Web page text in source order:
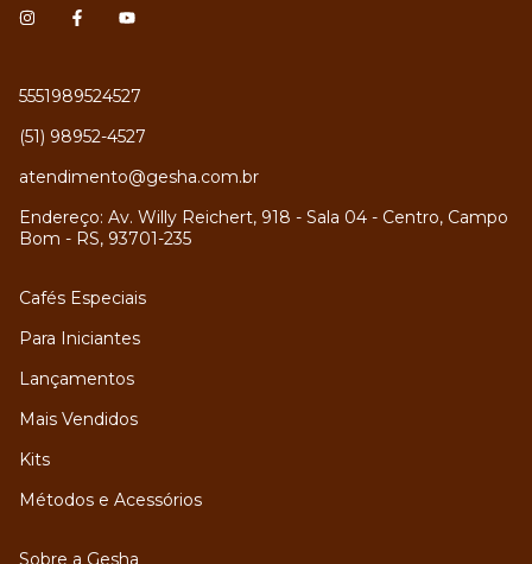
5551989524527
(51) 98952-4527
atendimento@gesha.com.br
Endereço: Av. Willy Reichert, 918 - Sala 04 - Centro, Campo
Bom - RS, 93701-235
Cafés Especiais
Para Iniciantes
Lançamentos
Mais Vendidos
Kits
Métodos e Acessórios
Sobre a Gesha